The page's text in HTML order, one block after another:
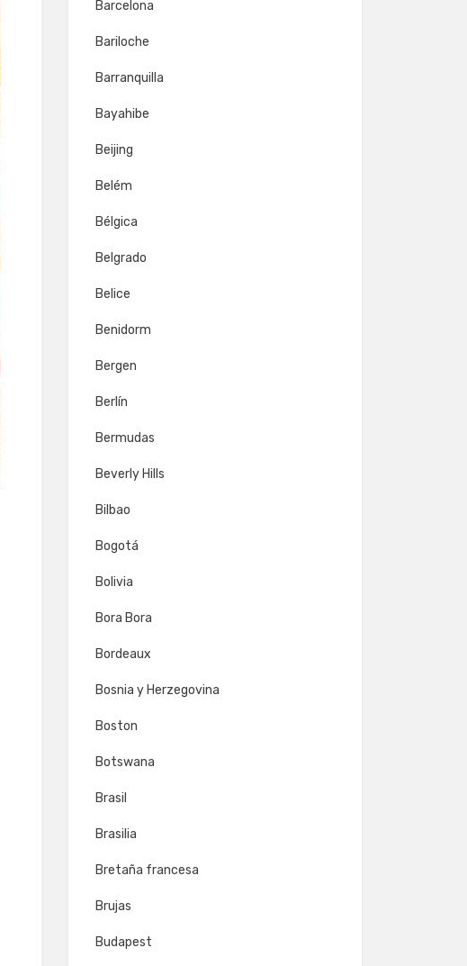
Barcelona
Bariloche
Barranquilla
Bayahibe
Beijing
Belém
Bélgica
Belgrado
Belice
Benidorm
Bergen
Berlín
Bermudas
Beverly Hills
Bilbao
Bogotá
Bolivia
Bora Bora
Bordeaux
Bosnia y Herzegovina
Boston
Botswana
Brasil
Brasilia
Bretaña francesa
Brujas
Budapest